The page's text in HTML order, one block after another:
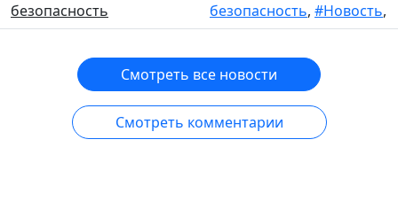
безопасность
безопасность, #Новость,
Смотреть все новости
Смотреть комментарии